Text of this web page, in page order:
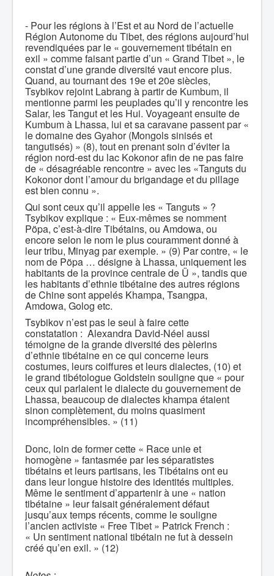
- Pour les régions à l’Est et au Nord de l’actuelle
Région Autonome du Tibet, des régions aujourd’hui
revendiquées par le « gouvernement tibétain en
exil » comme faisant partie d’un « Grand Tibet », le
constat d’une grande diversité vaut encore plus.
Quand, au tournant des 19e et 20e siècles,
Tsybikov rejoint Labrang à partir de Kumbum, il
mentionne parmi les peuplades qu’il y rencontre les
Salar, les Tangut et les Hui. Voyageant ensuite de
Kumbum à Lhassa, lui et sa caravane passent par «
le domaine des Gyahor (Mongols sinisés et
tangutisés) » (8), tout en prenant soin d’éviter la
région nord-est du lac Kokonor afin de ne pas faire
de « désagréable rencontre » avec les «Tanguts du
Kokonor dont l’amour du brigandage et du pillage
est bien connu ».
Qui sont ceux qu’il appelle les « Tanguts » ?
Tsybikov explique : « Eux-mêmes se nomment
Pöpa, c’est-à-dire Tibétains, ou Amdowa, ou
encore selon le nom le plus couramment donné à
leur tribu, Minyag par exemple. » (9) Par contre, « le
nom de Pöpa … désigne à Lhassa, uniquement les
habitants de la province centrale de Ü », tandis que
les habitants d’ethnie tibétaine des autres régions
de Chine sont appelés Khampa, Tsangpa,
Amdowa, Golog etc.
Tsybikov n’est pas le seul à faire cette
constatation : Alexandra David-Néel aussi
témoigne de la grande diversité des pèlerins
d’ethnie tibétaine en ce qui concerne leurs
costumes, leurs coiffures et leurs dialectes, (10) et
le grand tibétologue Goldstein souligne que « pour
ceux qui parlaient le dialecte du gouvernement de
Lhassa, beaucoup de dialectes khampa étaient
sinon complètement, du moins quasiment
incompréhensibles. » (11)
Donc, loin de former cette « Race unie et
homogène » fantasmée par les séparatistes
tibétains et leurs partisans, les Tibétains ont eu
dans leur longue histoire des identités multiples.
Même le sentiment d’appartenir à une « nation
tibétaine » leur faisait généralement défaut
jusqu’aux temps récents, comme le souligne
l’ancien activiste « Free Tibet » Patrick French :
« Un sentiment national tibétain ne fut à dessein
créé qu’en exil. » (12)